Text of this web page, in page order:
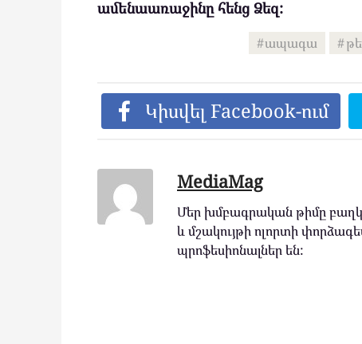
ամենաառաջինը հենց Ձեզ:
ապագա
Կիսվել Facebook-ում
MediaMag
Մեր խմբագրական թիմը
և մշակույթի ոլորտի
պրոֆեսիոնալներ են: